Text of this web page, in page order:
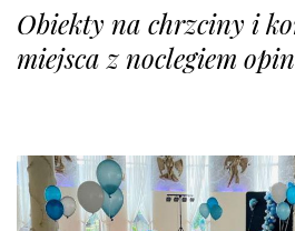
Obiekty na chrzciny i
miejsca z noclegiem